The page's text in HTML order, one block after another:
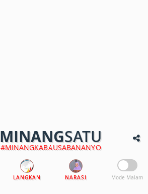
MINANGSATU
#MINANGKABAUSABANANYO
LANGKAN NARASI Mode Malam